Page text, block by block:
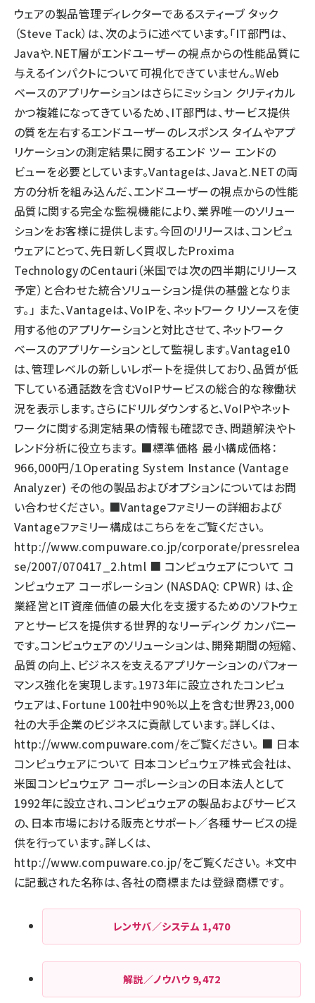
ウェアの製品管理ディレクターであるスティーブ タック
（Steve Tack）は、次のように述べています。「IT部門は、
Javaや.NET層がエンドユーザーの視点からの性能品質に
与えるインパクトについて可視化できていません。Web
ベースのアプリケーションはさらにミッション クリティカル
かつ複雑になってきているため、IT部門は、サービス提供
の質を左右するエンドユーザーのレスポンス タイムやアプ
リケーションの測定結果に関するエンド ツー エンドの
ビューを必要としています。Vantageは、Javaと.NETの両
方の分析を組み込んだ、エンドユーザーの視点からの性能
品質に関する完全な監視機能により、業界唯一のソリュー
ションをお客様に提供します。今回のリリースは、コンピュ
ウェアにとって、先日新しく買収したProxima
TechnologyのCentauri（米国では次の四半期にリリース
予定）と合わせた統合ソリューション提供の基盤となりま
す。」 また、Vantageは、VoIPを、ネットワーク リソースを使
用する他のアプリケーションと対比させて、ネットワーク
ベースのアプリケーションとして監視します。Vantage10
は、管理レベルの新しいレポートを提供しており、品質が低
下している通話数を含むVoIPサービスの総合的な稼働状
況を表示します。さらにドリルダウンすると、VoIPやネット
ワークに関する測定結果の情報も確認でき、問題解決やト
レンド分析に役立ちます。 ■標準価格 最小構成価格：
966,000円/１Operating System Instance (Vantage
Analyzer) その他の製品およびオプションについてはお問
い合わせください。 ■Vantageファミリーの詳細および
Vantageファミリー構成はこちらををご覧ください。
http://www.compuware.co.jp/corporate/pressrelea
se/2007/070417_2.html ■ コンピュウェアについて コ
ンピュウェア コーポレーション (NASDAQ: CPWR) は、企
業経営とIT資産価値の最大化を支援するためのソフトウェ
アとサービスを提供する世界的なリーディング カンパニー
です。コンピュウェアのソリューションは、開発期間の短縮、
品質の向上、ビジネスを支えるアプリケーションのパフォー
マンス強化を実現します。1973年に設立されたコンピュ
ウェアは、Fortune 100社中90%以上を含む世界23,000
社の大手企業のビジネスに貢献しています。詳しくは、
http://www.compuware.com/をご覧ください。 ■ 日本
コンピュウェアについて 日本コンピュウェア株式会社は、
米国コンピュウェア コーポレーションの日本法人として
1992年に設立され、コンピュウェアの製品およびサービス
の、日本市場における販売とサポート／各種サービスの提
供を行っています。詳しくは、
http://www.compuware.co.jp/をご覧ください。 ＊文中
に記載された名称は、各社の商標または登録商標です。
レンサバ／システム 1,470
解説／ノウハウ 9,472